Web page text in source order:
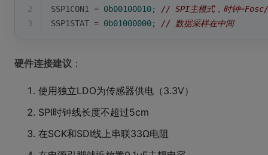
2
SSP1CON1 = 0b00100010; // SPI主模式，时钟
3
SSP1STAT = 0b01000000; // 数据采样在中间
硬件连接建议 ：
使用独立LDO为传感器供电（3.3V）
SPI时钟线长度不超过5cm
在SCK和SDI线上串联33Ω电阻